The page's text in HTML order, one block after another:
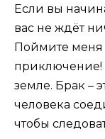
Если вы
вас не ждёт
Поймите меня
приключение!
земле. Брак –
человека
чтобы